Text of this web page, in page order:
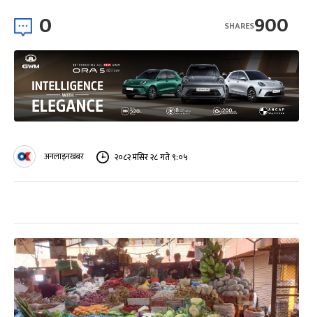
0 900
SHARES
अनलाइनखबर २०८२ मंसिर २८ गते ९:०५